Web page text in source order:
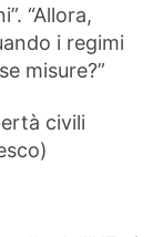
“Allora,
i regimi
misure?”
civili